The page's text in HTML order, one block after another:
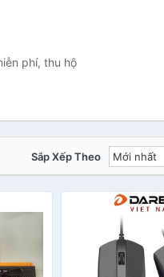
phí, thu hộ
Sắp Xếp Theo